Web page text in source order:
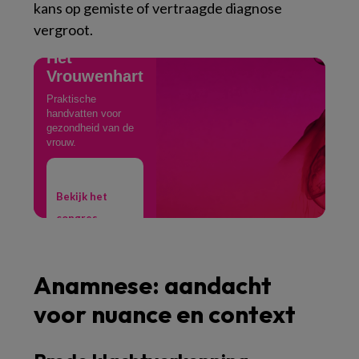
kans op gemiste of vertraagde diagnose
vergroot.
CONGRES
Het
Vrouwenhart
Praktische
handvatten voor
gezondheid van de
vrouw.
Bekijk het
congres →
Anamnese: aandacht
voor nuance en context